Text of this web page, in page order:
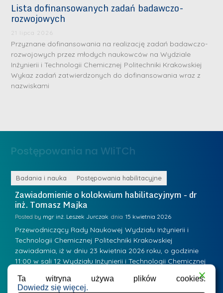
Lista dofinansowanych zadań badawczo-
rozwojowych
21 lipca 2026
Przyznane dofinansowania na realizację zadań badawczo-
rozwojowych przez młodych naukowców na Wydziale
Inżynierii i Technologii Chemicznej Politechniki Krakowskiej
Wykaz zadań zatwierdzonych do dofinansowania wraz z
nazwiskami
Postępowania na WIiTCh
Badania i nauka Postępowania habilitacyjne
Zawiadomienie o kolokwium habilitacyjnym - dr
inż. Tomasz Majka
Posted by mgr inż. Leszek Jurczak 15 kwietnia 2026
Przewodniczący Rady Naukowej Wydziału Inżynierii i
Technologii Chemicznej Politechniki Krakowskiej
zawiadamia, iż w dniu 23 kwietnia 2026 roku, o godzinie
11:00 w sali 12 Wydziału Inżynierii i Technologii Chemicznej
kolokwium habilitacyjne dr inż. Tomasza Majki.
S
r
e
b
r
n
d
a
e
W
a
r
s
z
a
w
s
k
D
ż
M
r
i
K
u
r
a
s
Ta witryna używa plików cookies.
Dowiedz się więcej.